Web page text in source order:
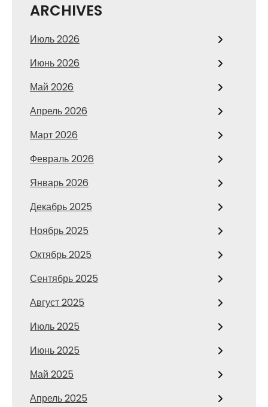
ARCHIVES
Июль 2026
Июнь 2026
Май 2026
Апрель 2026
Март 2026
Февраль 2026
Январь 2026
Декабрь 2025
Ноябрь 2025
Октябрь 2025
Сентябрь 2025
Август 2025
Июль 2025
Июнь 2025
Май 2025
Апрель 2025